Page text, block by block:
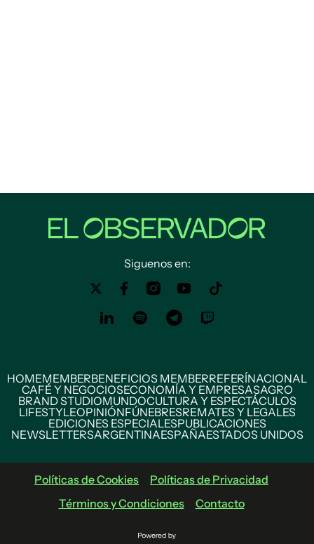
Siguenos en:
HOMEMEMBERBENEFICIOS MEMBERREFERÍNACIONAL
CAFÉ Y NEGOCIOSECONOMÍA Y EMPRESASAGRO
BRAND STUDIOMUNDOCULTURA Y ESPECTÁCULOS
LIFESTYLEOPINIÓNFÚNEBRESREMATES Y LEGALES
EDICIONES ESPECIALESPUBLICACIONES
NEWSLETTERSARGENTINAESPAÑAESTADOS UNIDOS
Políticas de Cookies
Políticas de Privacidad
Términos y Condiciones
Contacto